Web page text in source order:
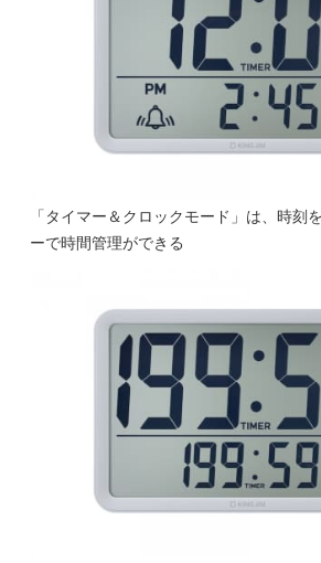
「タイマー＆クロックモード」は、時刻
ーで時間管理ができる